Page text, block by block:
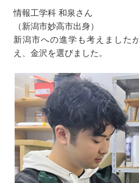
情報工学科 和泉さん
（新潟市妙高市出身）
新潟市への進学も考えました
え、金沢を選びました。